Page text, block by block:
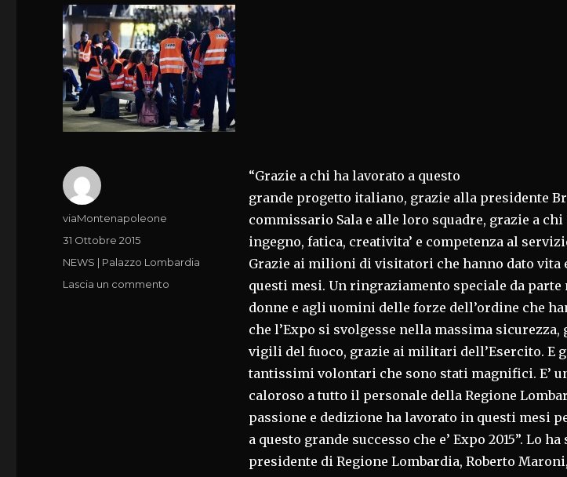
“Grazie a chi ha lavorato a questo
grande progetto italiano, grazie alla presidente
commissario Sala e alle loro squadre, grazie a chi
ingegno, fatica, creativita’ e competenza al
Grazie ai milioni di visitatori che hanno dato vita
questi mesi. Un ringraziamento speciale da parte
donne e agli uomini delle forze dell’ordine che
che l’Expo si svolgesse nella massima sicurezza,
vigili del fuoco, grazie ai militari dell’Esercito. E
tantissimi volontari che sono stati magnifici. E’
caloroso a tutto il personale della Regione
passione e dedizione ha lavorato in questi mesi
a questo grande successo che e’ Expo 2015”. Lo
presidente di Regione Lombardia, Roberto
Autore
viaMontenapoleone
Pubblicato
31 Ottobre 2015
Categorie
NEWS | Palazzo Lombardia
Lascia un commento